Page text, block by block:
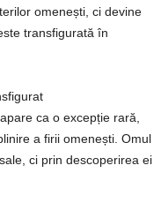
omenești, ci devine
transfigurată în
ca o excepție rară,
a firii omenești. Omul
ci prin descoperirea ei